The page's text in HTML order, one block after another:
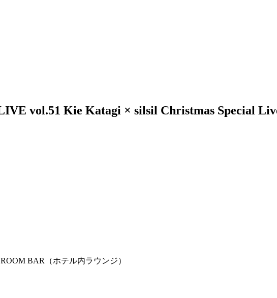
vol.51 Kie Katagi × silsil Christmas Special
BAR（ホテル内ラウンジ）